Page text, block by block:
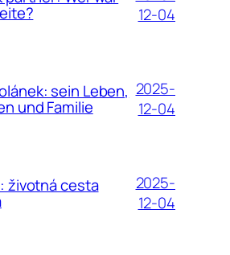
12-04
sein Leben,
und Familie
2025-
12-04
životná cesta
2025-
12-04